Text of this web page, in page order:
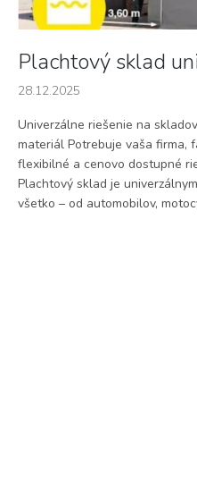
o
v
Plachtový sklad
28.12.2025
Univerzálne riešenie na
materiál Potrebuje vaša firma,
flexibilné a cenovo dostupné
Plachtový sklad je
všetko – od automobilov,